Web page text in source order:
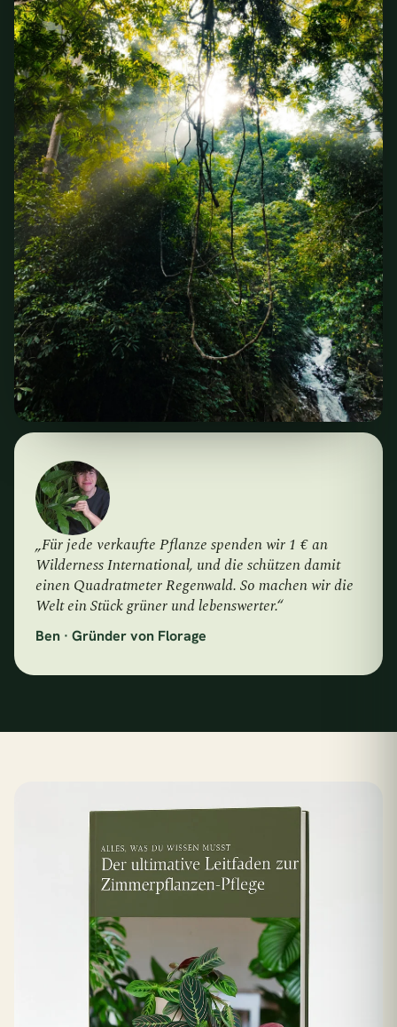
„Für jede verkaufte Pflanze spenden wir 1 € an
Wilderness International, und die schützen damit
einen Quadratmeter Regenwald. So machen wir die
Welt ein Stück grüner und lebenswerter.“
Ben · Gründer von Florage